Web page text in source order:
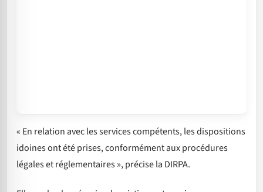
« En relation avec les services compétents, les dispositions
idoines ont été prises, conformément aux procédures
légales et réglementaires », précise la DIRPA.